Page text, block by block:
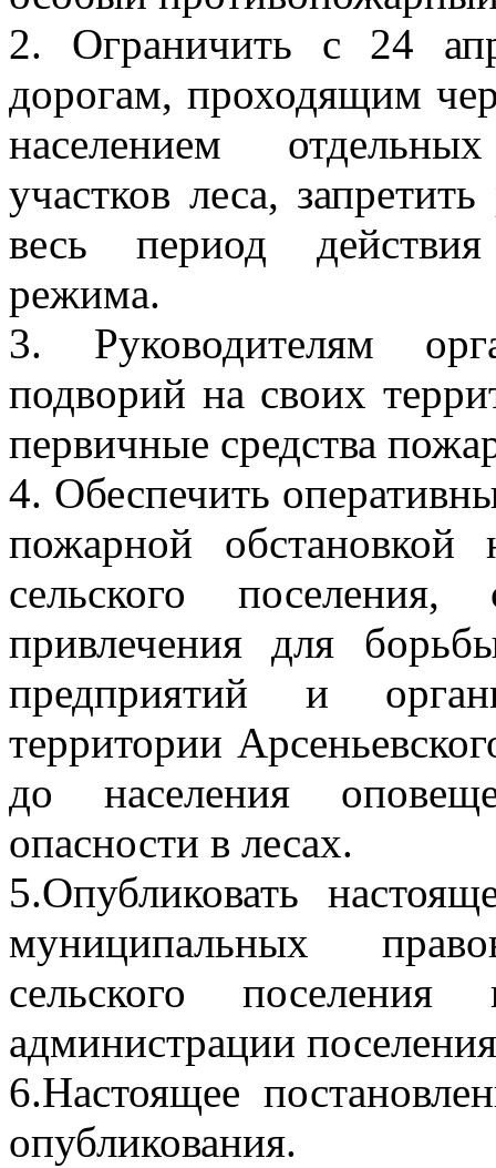
2. Ограничить с 24
дорогам, проходящим
населением
участков леса,
весь период
режима.
3. Руководителям
подворий на своих
первичные средства
4. Обеспечить
пожарной обстановкой
сельского поселения,
привлечения для
предприятий и
территории
до населения
опасности в лесах.
5.Опубликовать
муниципальных
сельского
администрации
6.Настоящее
опубликования.